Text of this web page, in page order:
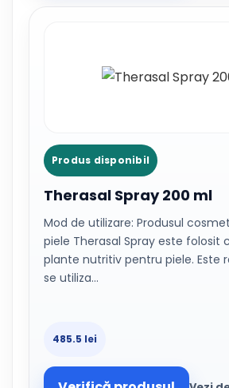
Produs disponibil
Therasal Spray 200 ml
Mod de utilizare: Produsul
piele Therasal Spray este folosit
plante nutritiv pentru piele. Este
se utiliza…
485.5 lei